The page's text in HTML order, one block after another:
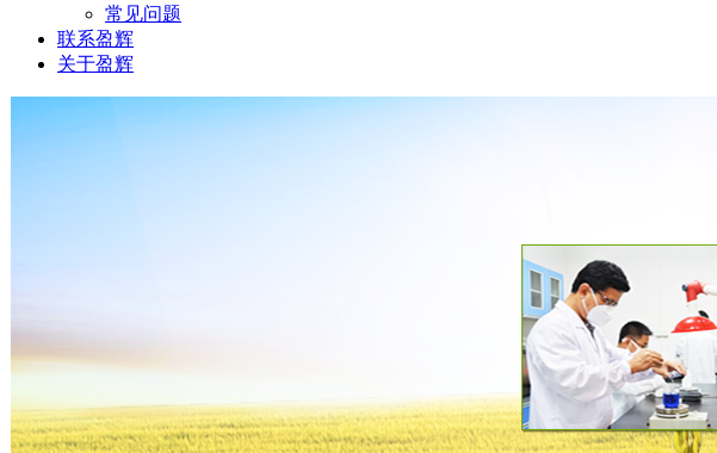
常见问题
联系盈辉
关于盈辉